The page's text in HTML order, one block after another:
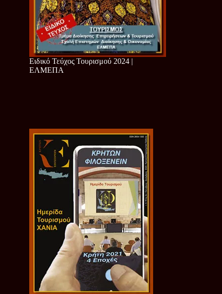
Ειδικό Τεύχος Τουρισμού 2024 |
ΕΛΜΕΠΑ